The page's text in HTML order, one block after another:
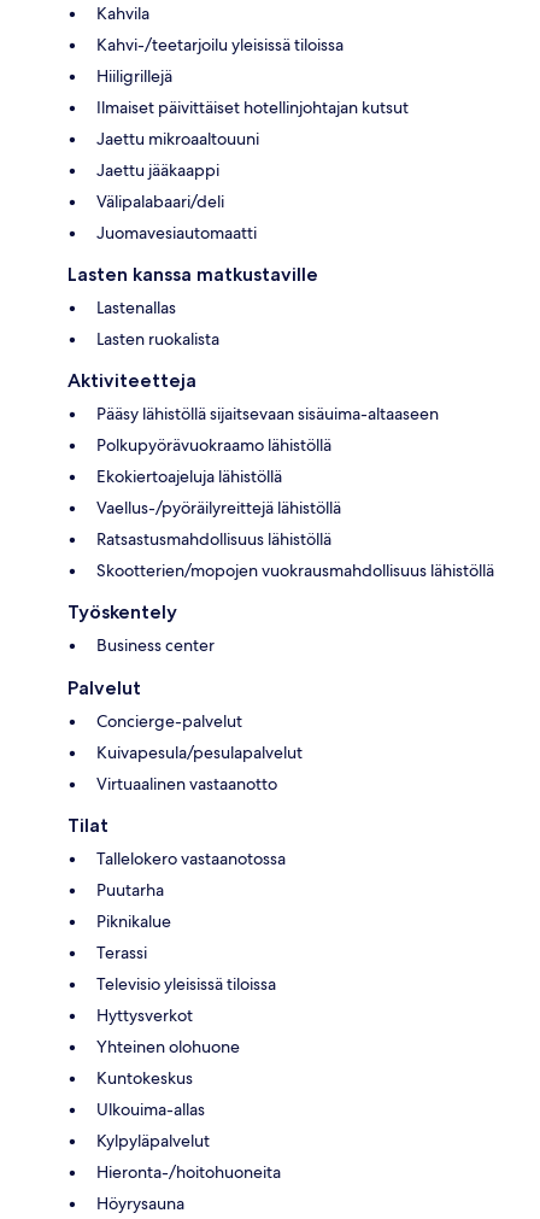
Kahvila
Kahvi-/teetarjoilu yleisissä tiloissa
Hiiligrillejä
Ilmaiset päivittäiset hotellinjohtajan kutsut
Jaettu mikroaaltouuni
Jaettu jääkaappi
Välipalabaari/deli
Juomavesiautomaatti
Lasten kanssa matkustaville
Lastenallas
Lasten ruokalista
Aktiviteetteja
Pääsy lähistöllä sijaitsevaan sisäuima-altaaseen
Polkupyörävuokraamo lähistöllä
Ekokiertoajeluja lähistöllä
Vaellus-/pyöräilyreittejä lähistöllä
Ratsastusmahdollisuus lähistöllä
Skootterien/mopojen vuokrausmahdollisuus lähistöllä
Työskentely
Business center
Palvelut
Concierge-palvelut
Kuivapesula/pesulapalvelut
Virtuaalinen vastaanotto
Tilat
Tallelokero vastaanotossa
Puutarha
Piknikalue
Terassi
Televisio yleisissä tiloissa
Hyttysverkot
Yhteinen olohuone
Kuntokeskus
Ulkouima-allas
Kylpyläpalvelut
Hieronta-/hoitohuoneita
Höyrysauna